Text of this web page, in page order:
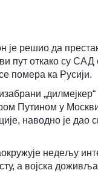
је решио да
пут откако су САД
помера ка Русији.
Путином у
наводно је дао
недељу
а војска